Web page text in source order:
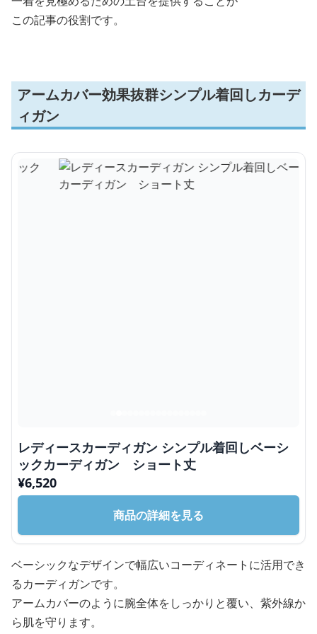
この記事の役割です。
アームカバー効果抜群シンプル着回しカーデ
ィガン
レディースカーディガン シンプル着回しベーシ
ックカーディガン ショート丈
¥6,520
商品の詳細を見る
ベーシックなデザインで幅広いコーディネートに活用でき
るカーディガンです。
アームカバーのように腕全体をしっかりと覆い、紫外線か
ら肌を守ります。